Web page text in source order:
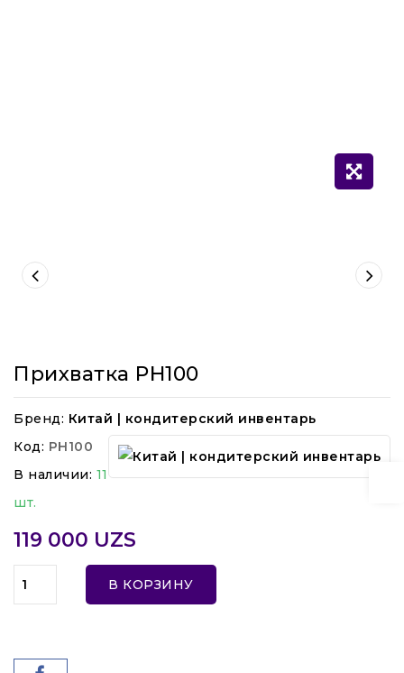
Прихватка PH100
Бренд: Китай | кондитерский инвентарь
Код: PH100
В наличии: 11
шт.
119 000 UZS
В КОРЗИНУ